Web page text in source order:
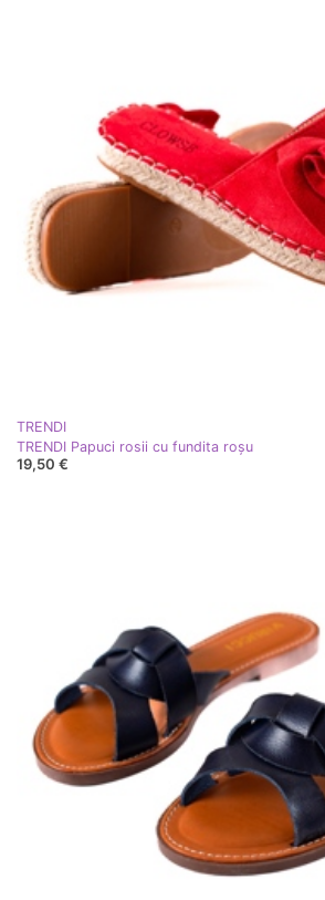
TRENDI
TRENDI Papuci rosii cu fundita roşu
19,50 €